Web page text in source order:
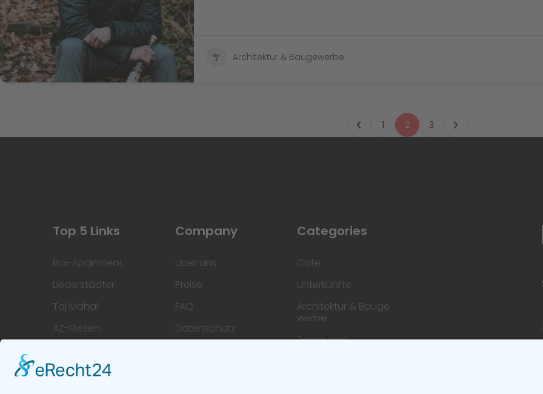
Architektur & Baugewerbe
1 2 3
Top 5 Links
Brix-Apartment
Liederstädter
Taj Mahal
AZ-Fliesen
Company
Über uns
Preise
FAQ
Datenschutz
Categories
Cafe
Unterkünfte
Architektur & Bauge
werbe
Restaurant